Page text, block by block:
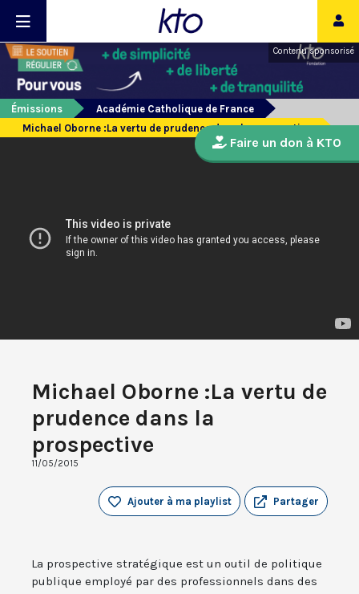
Contenu sponsorisé
Émissions
Académie Catholique de France
Michael Oborne :La vertu de prudence dans la prospective
Michael Oborne :La vertu de
prudence dans la
prospective
11/05/2015
Partager
Ajouter à ma playlist
La prospective stratégique est un outil de politique
publique employé par des professionnels dans des
Faire un don à KTO